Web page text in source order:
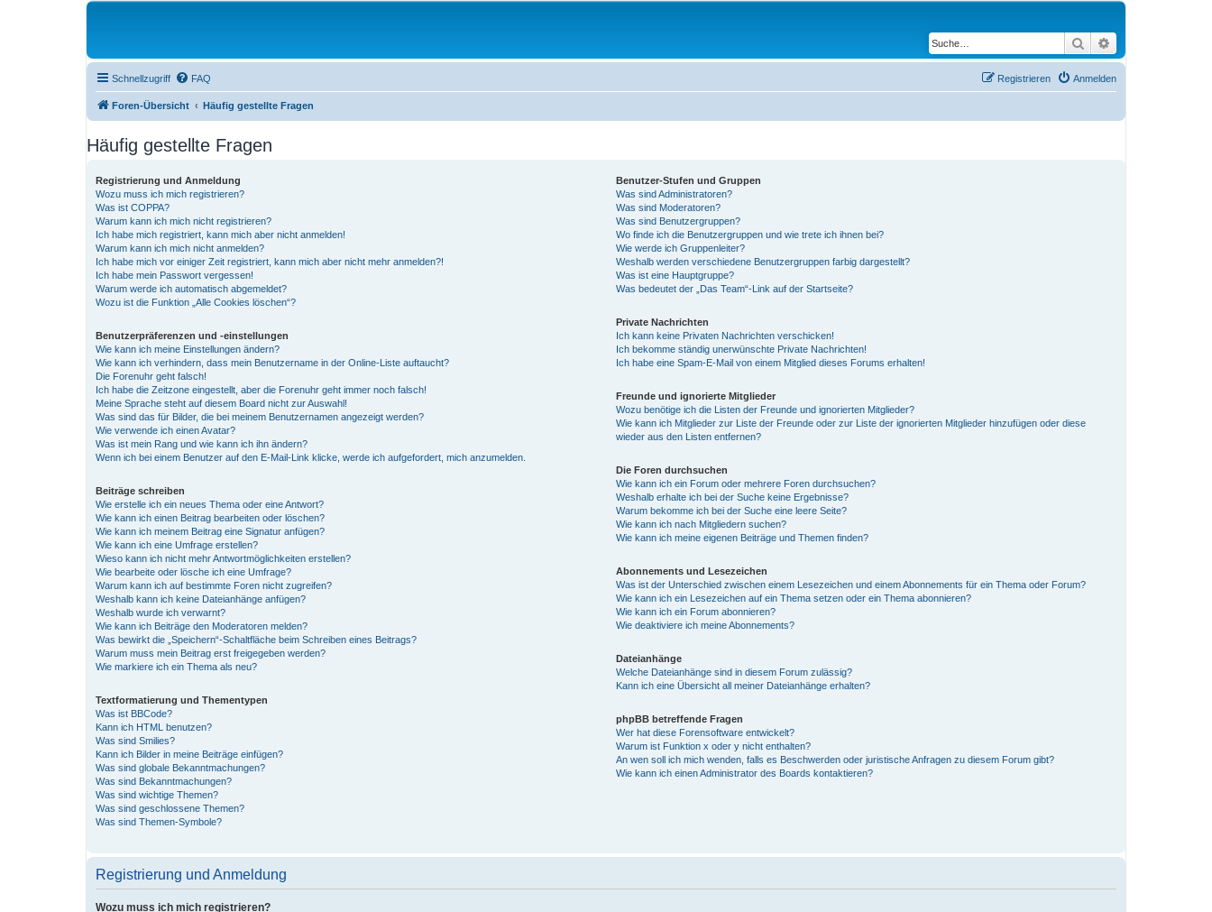
Suche
Schnellzugriff FAQ Anmelden
Registrieren
Foren-Übersicht Häufig gestellte Fragen
Häufig gestellte Fragen
Registrierung und Anmeldung
Wozu muss ich mich registrieren?
Was ist COPPA?
Warum kann ich mich nicht registrieren?
Ich habe mich registriert, kann mich aber nicht anmelden!
Warum kann ich mich nicht anmelden?
Ich habe mich vor einiger Zeit registriert, kann mich aber nicht mehr anmelden?!
Ich habe mein Passwort vergessen!
Warum werde ich automatisch abgemeldet?
Wozu ist die Funktion „Alle Cookies löschen“?
Benutzerpräferenzen und -einstellungen
Wie kann ich meine Einstellungen ändern?
Wie kann ich verhindern, dass mein Benutzername in der Online-Liste auftaucht?
Die Forenuhr geht falsch!
Ich habe die Zeitzone eingestellt, aber die Forenuhr geht immer noch falsch!
Meine Sprache steht auf diesem Board nicht zur Auswahl!
Was sind das für Bilder, die bei meinem Benutzernamen angezeigt werden?
Wie verwende ich einen Avatar?
Was ist mein Rang und wie kann ich ihn ändern?
Wenn ich bei einem Benutzer auf den E-Mail-Link klicke, werde ich aufgefordert, mich anzumelden.
Beiträge schreiben
Wie erstelle ich ein neues Thema oder eine Antwort?
Wie kann ich einen Beitrag bearbeiten oder löschen?
Wie kann ich meinem Beitrag eine Signatur anfügen?
Wie kann ich eine Umfrage erstellen?
Wieso kann ich nicht mehr Antwortmöglichkeiten erstellen?
Wie bearbeite oder lösche ich eine Umfrage?
Warum kann ich auf bestimmte Foren nicht zugreifen?
Weshalb kann ich keine Dateianhänge anfügen?
Weshalb wurde ich verwarnt?
Wie kann ich Beiträge den Moderatoren melden?
Was bewirkt die „Speichern“-Schaltfläche beim Schreiben eines Beitrags?
Warum muss mein Beitrag erst freigegeben werden?
Wie markiere ich ein Thema als neu?
Textformatierung und Thementypen
Was ist BBCode?
Kann ich HTML benutzen?
Was sind Smilies?
Kann ich Bilder in meine Beiträge einfügen?
Was sind globale Bekanntmachungen?
Was sind Bekanntmachungen?
Was sind wichtige Themen?
Was sind geschlossene Themen?
Was sind Themen-Symbole?
Benutzer-Stufen und Gruppen
Was sind Administratoren?
Was sind Moderatoren?
Was sind Benutzergruppen?
Wo finde ich die Benutzergruppen und wie trete ich ihnen bei?
Wie werde ich Gruppenleiter?
Weshalb werden verschiedene Benutzergruppen farbig dargestellt?
Was ist eine Hauptgruppe?
Was bedeutet der „Das Team“-Link auf der Startseite?
Private Nachrichten
Ich kann keine Privaten Nachrichten verschicken!
Ich bekomme ständig unerwünschte Private Nachrichten!
Ich habe eine Spam-E-Mail von einem Mitglied dieses Forums erhalten!
Freunde und ignorierte Mitglieder
Wozu benötige ich die Listen der Freunde und ignorierten Mitglieder?
Wie kann ich Mitglieder zur Liste der Freunde oder zur Liste der ignorierten Mitglieder hinzufügen oder diese
wieder aus den Listen entfernen?
Die Foren durchsuchen
Wie kann ich ein Forum oder mehrere Foren durchsuchen?
Weshalb erhalte ich bei der Suche keine Ergebnisse?
Warum bekomme ich bei der Suche eine leere Seite?
Wie kann ich nach Mitgliedern suchen?
Wie kann ich meine eigenen Beiträge und Themen finden?
Abonnements und Lesezeichen
Was ist der Unterschied zwischen einem Lesezeichen und einem Abonnements für ein Thema oder Forum?
Wie kann ich ein Lesezeichen auf ein Thema setzen oder ein Thema abonnieren?
Wie kann ich ein Forum abonnieren?
Wie deaktiviere ich meine Abonnements?
Dateianhänge
Welche Dateianhänge sind in diesem Forum zulässig?
Kann ich eine Übersicht all meiner Dateianhänge erhalten?
phpBB betreffende Fragen
Wer hat diese Forensoftware entwickelt?
Warum ist Funktion x oder y nicht enthalten?
An wen soll ich mich wenden, falls es Beschwerden oder juristische Anfragen zu diesem Forum gibt?
Wie kann ich einen Administrator des Boards kontaktieren?
Registrierung und Anmeldung
Wozu muss ich mich registrieren?